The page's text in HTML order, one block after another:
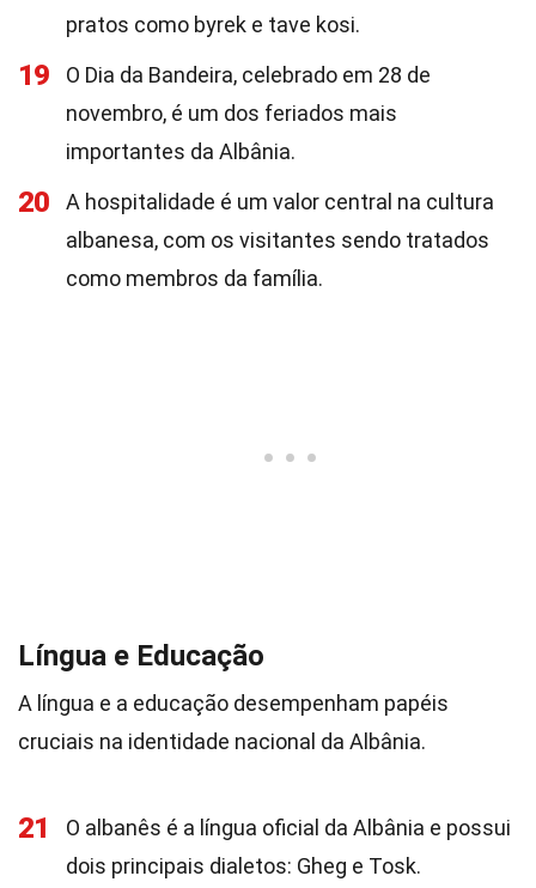
pratos como byrek e tave kosi.
19
O Dia da Bandeira, celebrado em 28 de
novembro, é um dos feriados mais
importantes da Albânia.
20
A hospitalidade é um valor central na cultura
albanesa, com os visitantes sendo tratados
como membros da família.
Língua e Educação
A língua e a educação desempenham papéis
cruciais na identidade nacional da Albânia.
21
O albanês é a língua oficial da Albânia e possui
dois principais dialetos: Gheg e Tosk.